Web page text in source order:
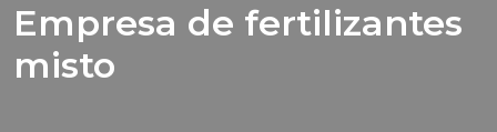
Empresa de fertilizantes
misto